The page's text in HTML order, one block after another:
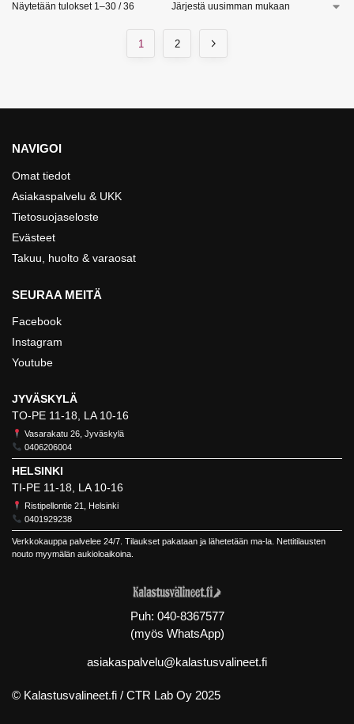
Näytetään tulokset 1–30 / 36
1 2
NAVIGOI
Omat tiedot
Asiakaspalvelu & UKK
Tietosuojaseloste
Evästeet
Takuu, huolto & varaosat
SEURAA MEITÄ
Facebook
Instagram
Youtube
JYVÄSKYLÄ
TO-PE 11-18, LA 10-16
Vasarakatu 26, Jyväskylä
0406206004
HELSINKI
TI-PE 11-18, LA 10-16
Ristipellontie 21, Helsinki
0401929238
Verkkokauppa palvelee 24/7. Tilaukset pakataan ja lähetetään ma-la. Nettitilausten
nouto myymälän aukioloaikoina.
Puh: 040-8367577
(myös WhatsApp)
asiakaspalvelu@kalastusvalineet.fi
© Kalastusvalineet.fi / CTR Lab Oy 2025